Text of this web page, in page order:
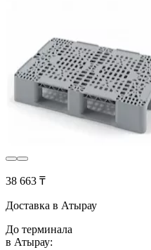
38 663 ₸
Доставка в Атырау
До терминала
в Атырау: